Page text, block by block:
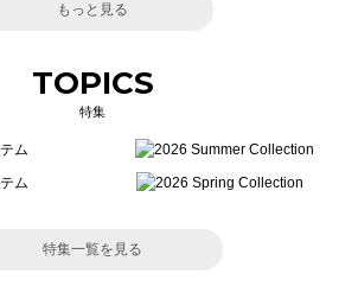
もっと見る
TOPICS
特集
特集一覧を見る